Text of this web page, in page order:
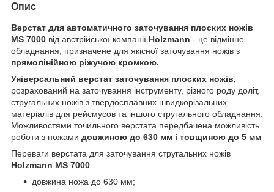
Опис
Верстат для автоматичного заточування плоских ножів
MS 7000 від австрійської компанії Holzmann - це відмінне
обладнання, призначене для якісної заточування ножів з
прямолінійною ріжучою кромкою.
Універсальний верстат заточування плоских ножів,
розрахований на заточування інструменту, різного роду доліт,
стругальних ножів з твердосплавних швидкорізальних
матеріалів для рейсмусов та іншого стругального обладнання.
Можливостями точильного верстата передбачена можливість
роботи з ножами довжиною до 630 мм і товщиною до 5 мм
Переваги верстата для заточування стругальних ножів
Holzmann MS 7000:
довжина ножа до 630 мм;